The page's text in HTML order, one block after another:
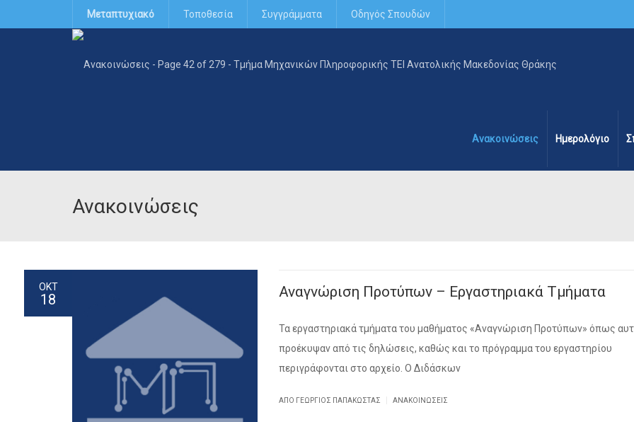
Μεταπτυχιακό Τοποθεσία Συγγράμματα Οδηγός Σπουδών
Ανακοινώσεις Ημερολόγιο
Ανακοινώσεις
ΟΚΤ
18 Αναγνώριση Προτύπων – Εργαστηριακά Τμήματα
Τα εργαστηριακά τμήματα του μαθήματος «Αναγνώριση Προτύπων» όπως
προέκυψαν από τις δηλώσεις, καθώς και το πρόγραμμα του εργαστηρίου
περιγράφονται στο αρχείο. Ο Διδάσκων
ΑΠΌ ΓΕΏΡΓΙΟΣ ΠΑΠΑΚΏΣΤΑΣ ΑΝΑΚΟΙΝΏΣΕΙΣ